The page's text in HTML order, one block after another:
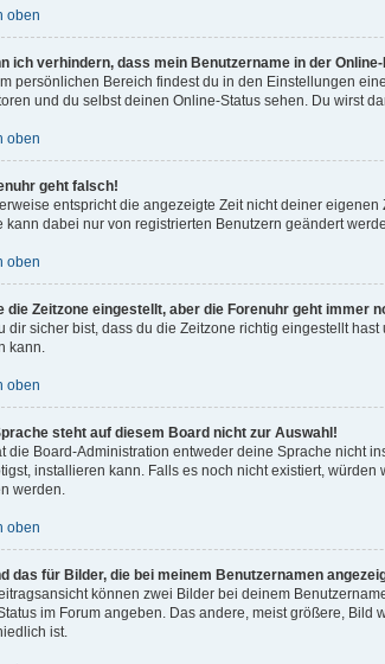
oben
ich verhindern, dass mein Benutzername in der
persönlichen Bereich findest du in den Einstellungen
und du selbst deinen Online-Status sehen. Du wirst
oben
geht falsch!
entspricht die angezeigte Zeit nicht deiner
kann dabei nur von registrierten Benutzern geändert
oben
die Zeitzone eingestellt, aber die Forenuhr geht immer
dir sicher bist, dass du die Zeitzone richtig eingestellt
kann.
oben
steht auf diesem Board nicht zur Auswahl!
die Board-Administration entweder deine Sprache nicht
installieren kann. Falls es noch nicht existiert,
werden.
oben
das für Bilder, die bei meinem Benutzernamen
können zwei Bilder bei deinem
im Forum angeben. Das andere, meist größere, Bild
ist.